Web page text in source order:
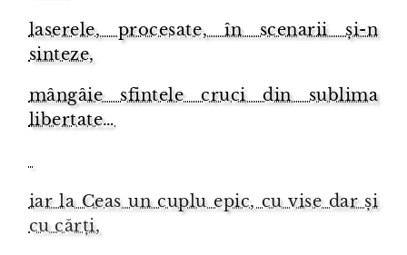
laserele, procesate, în scenarii și-n
sinteze,
mângâie sfintele cruci din sublima
libertate…
iar la Ceas un cuplu epic, cu vise dar și
cu cărți,